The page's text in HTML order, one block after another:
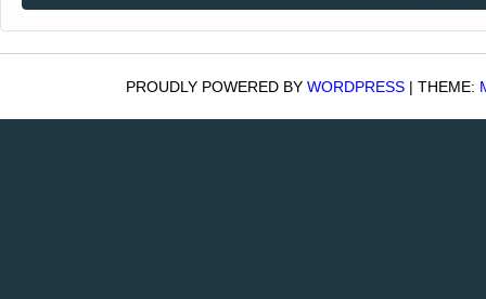
PROUDLY POWERED BY WORDPRESS | THEME: